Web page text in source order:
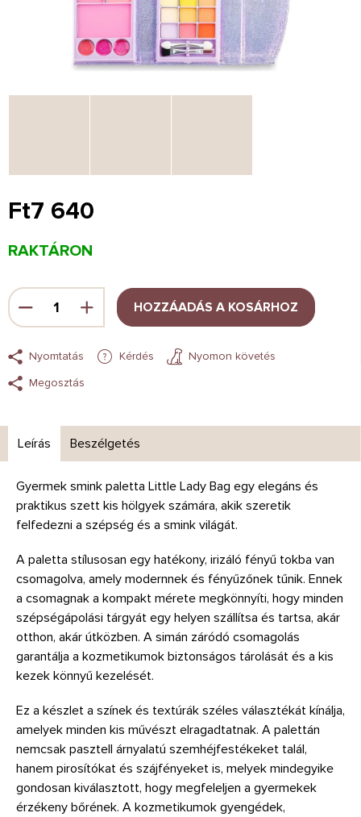
Ft7 640
Egységár:
RAKTÁRON
HOZZÁADÁS A KOSÁRHOZ
Nyomtatás Kérdés
Nyomon követés
Megosztás
Leírás Beszélgetés
Gyermek smink paletta Little Lady Bag egy elegáns és
praktikus szett kis hölgyek számára, akik szeretik
felfedezni a szépség és a smink világát.
A paletta stílusosan egy hatékony, irizáló fényű tokba van
csomagolva, amely modernnek és fényűzőnek tűnik. Ennek
a csomagnak a kompakt mérete megkönnyíti, hogy minden
szépségápolási tárgyát egy helyen szállítsa és tartsa, akár
otthon, akár útközben. A simán záródó csomagolás
garantálja a kozmetikumok biztonságos tárolását és a kis
kezek könnyű kezelését.
Ez a készlet a színek és textúrák széles választékát kínálja,
amelyek minden kis művészt elragadtatnak. A palettán
nemcsak pasztell árnyalatú szemhéjfestékeket talál,
hanem pirosítókat és szájfényeket is, melyek mindegyike
gondosan kiválasztott, hogy megfeleljen a gyermekek
érzékeny bőrének. A kozmetikumok gyengédek,